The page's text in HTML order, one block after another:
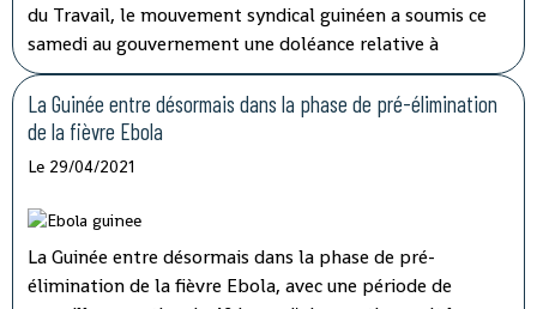
du Travail, le mouvement syndical guinéen a soumis ce
samedi au gouvernement une doléance relative à
l'augmentation de salaire et de pension de retraite.
La Guinée entre désormais dans la phase de pré-élimination
de la fièvre Ebola
Le 29/04/2021
La Guinée entre désormais dans la phase de pré-
élimination de la fièvre Ebola, avec une période de